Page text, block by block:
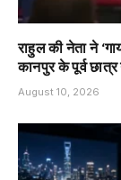
राहुल की नेता ने
कानपुर के पूर्व
August 10, 2026